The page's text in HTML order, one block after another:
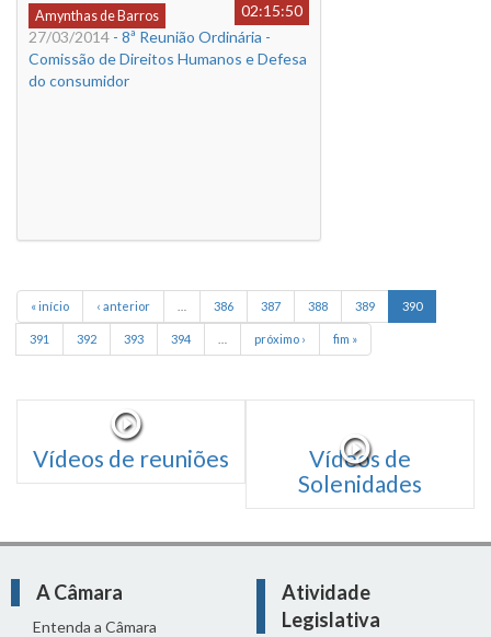
Amynthas de Barros
02:15:50
27/03/2014 - 8ª Reunião Ordinária -
Comissão de Direitos Humanos e Defesa
do consumidor
« início ‹ anterior 386 387 388 389 390
391 392 393 394 próximo › fim »
Vídeos de reuniões
Vídeos de
Solenidades
A Câmara
Entenda a Câmara
Atividade
Legislativa